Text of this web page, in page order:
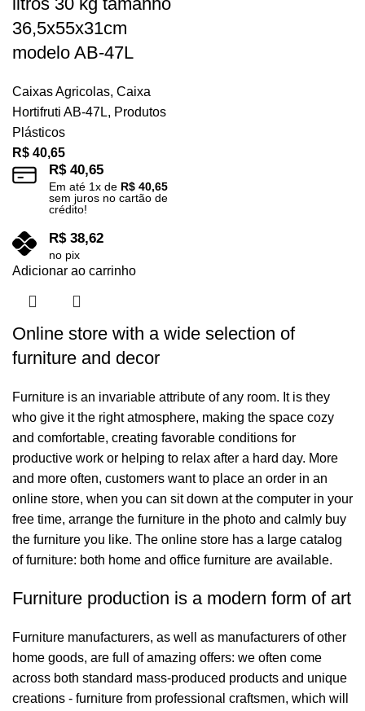
36,5x55x31cm
modelo AB-47L
Caixas Agricolas, Caixa
Hortifruti AB-47L, Produtos
Plásticos
R$ 40,65
R$40,65
Em até 1x de R$ 40,65
sem juros no cartão de
crédito!
R$38,62
no pix
Adicionar ao carrinho
Online store with a wide selection of
furniture and decor
Furniture is an invariable attribute of any room. It is they
who give it the right atmosphere, making the space cozy
and comfortable, creating favorable conditions for
productive work or helping to relax after a hard day. More
and more often, customers want to place an order in an
online store, when you can sit down at the computer in your
free time, arrange the furniture in the photo and calmly buy
the furniture you like. The online store has a large catalog
of furniture: both home and office furniture are available.
Furniture production is a modern form of art
Furniture manufacturers, as well as manufacturers of other
home goods, are full of amazing offers: we often come
across both standard mass-produced products and unique
creations - furniture from professional craftsmen, which will